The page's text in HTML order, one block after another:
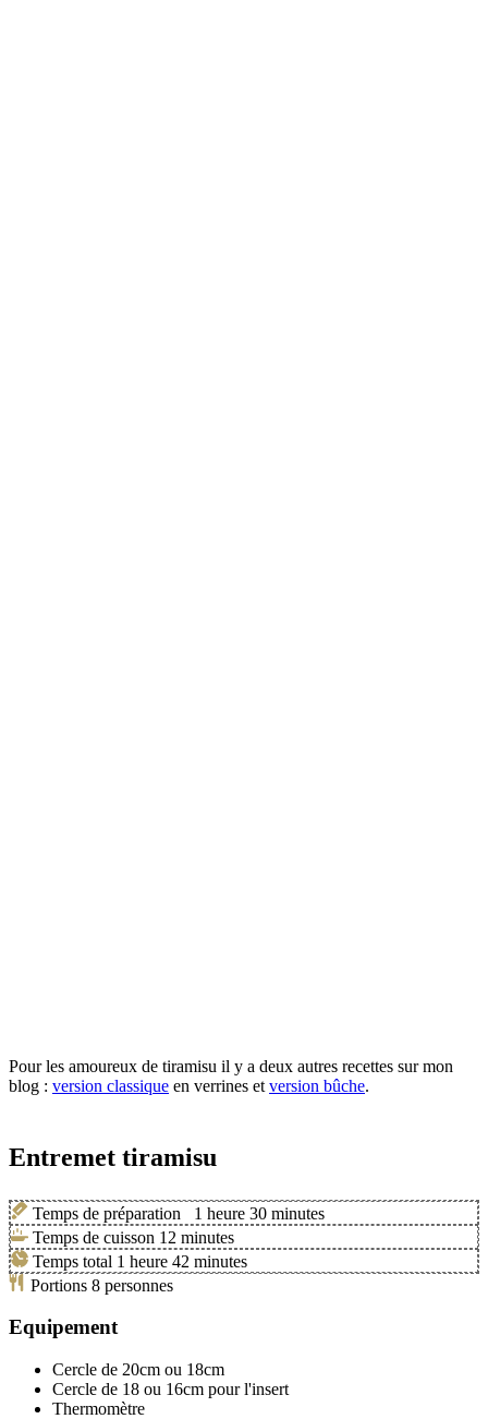
Pour les amoureux de tiramisu il y a deux autres recettes sur mon
blog : version classique en verrines et version bûche.
Entremet tiramisu
Temps de préparation 1 heure 30 minutes
Temps de cuisson 12 minutes
Temps total 1 heure 42 minutes
Portions 8 personnes
Equipement
Cercle de 20cm ou 18cm
Cercle de 18 ou 16cm pour l'insert
Thermomètre